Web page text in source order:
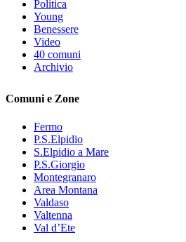
Politica
Young
Benessere
Video
40 comuni
Archivio
Comuni e Zone
Fermo
P.S.Elpidio
S.Elpidio a Mare
P.S.Giorgio
Montegranaro
Area Montana
Valdaso
Valtenna
Val d’Ete